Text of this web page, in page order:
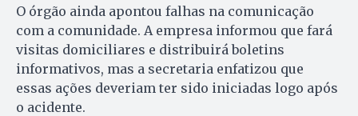
O órgão ainda apontou falhas na comunicação
com a comunidade. A empresa informou que fará
visitas domiciliares e distribuirá boletins
informativos, mas a secretaria enfatizou que
essas ações deveriam ter sido iniciadas logo após
o acidente.